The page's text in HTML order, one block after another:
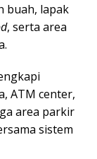
buah, lapak
, serta area
ATM center,
area parkir
sistem